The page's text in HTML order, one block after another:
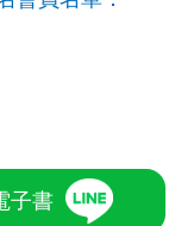
子書